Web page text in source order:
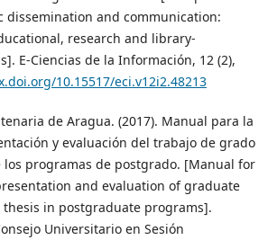
dissemination and communication:
research and library-
E-Ciencias de la Información, 12 (2),
10.15517/eci.v12i2.48213
de Aragua. (2017). Manual para la
y evaluación del trabajo de grado
los programas de postgrado. [Manual for
and evaluation of graduate
in postgraduate programs].
Universitario en Sesión